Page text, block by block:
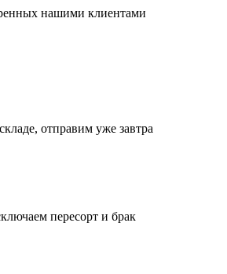
нашими клиентами
отправим уже завтра
пересорт и брак